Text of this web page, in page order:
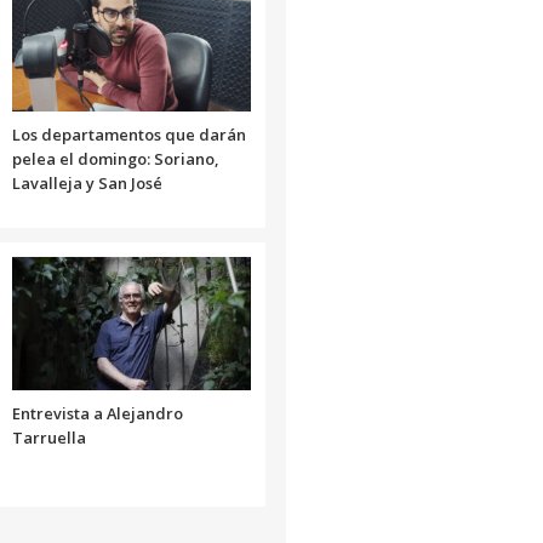
o
disminuir
el
volumen.
Los departamentos que darán
pelea el domingo: Soriano,
Lavalleja y San José
Entrevista a Alejandro
Tarruella